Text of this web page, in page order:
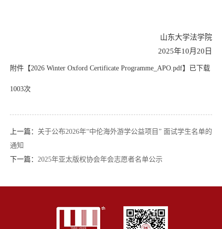
山东大学法学院
2025年10月20日
附件【2026 Winter Oxford Certificate Programme_APO.pdf】已下载
1003次
上一篇： 关于公布2026年“中伦海外游学公益项目” 面试学生名单的
通知
下一篇： 2025年亚太版权协会年会志愿者名单公示